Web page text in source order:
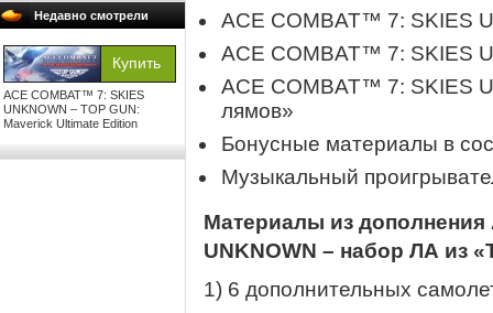
Недавно смотрели
ACE COMBAT™ 7: SKIES
UNKNOWN – TOP GUN:
Maverick Ultimate Edition
ACE COMBAT™ 7: SKIES
ACE COMBAT™ 7: SKIES
ACE COMBAT™ 7: SKIES
лямов»
Бонусные материалы в
Музыкальный
Материалы из дополнения
UNKNOWN – набор ЛА из
1) 6 дополнительных